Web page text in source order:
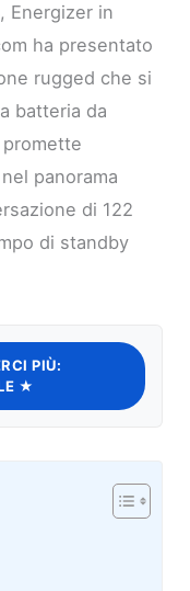
Energizer in
ha presentato
rugged che si
batteria da
panorama
di 122
di standby
PIÙ:
★